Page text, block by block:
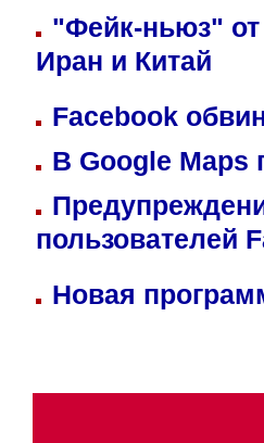
"Фейк-ньюз" от
Иран и Китай
Facebook
В Google Maps
пользователей
Новая